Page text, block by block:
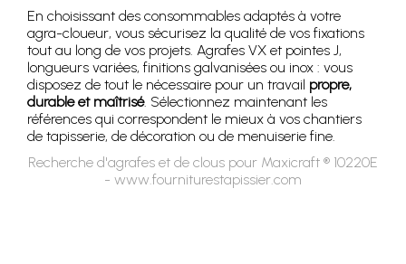
En choisissant des consommables adaptés à votre
agra-cloueur, vous sécurisez la qualité de vos fixations
tout au long de vos projets. Agrafes VX et pointes J,
longueurs variées, finitions galvanisées ou inox : vous
disposez de tout le nécessaire pour un travail propre,
durable et maîtrisé. Sélectionnez maintenant les
références qui correspondent le mieux à vos chantiers
de tapisserie, de décoration ou de menuiserie fine.
Recherche d'agrafes et de clous pour Maxicraft ® 10220E
- www.fourniturestapissier.com